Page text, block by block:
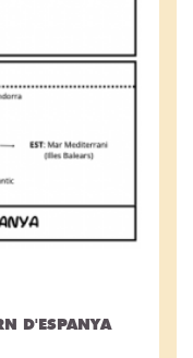
D'ESPANYA